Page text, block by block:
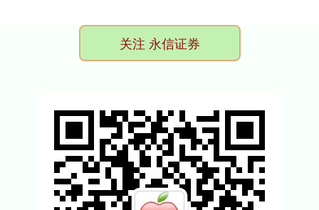
关注 永信证券